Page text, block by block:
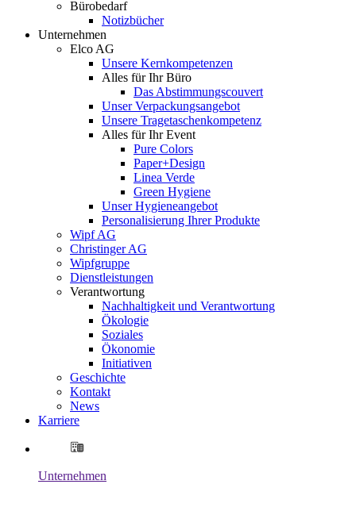
Bürobedarf
Notizbücher
Unternehmen
Elco AG
Unsere Kernkompetenzen
Alles für Ihr Büro
Das Abstimmungscouvert
Unser Verpackungsangebot
Unsere Tragetaschenkompetenz
Alles für Ihr Event
Pure Colors
Paper+Design
Linea Verde
Green Hygiene
Unser Hygieneangebot
Personalisierung Ihrer Produkte
Wipf AG
Christinger AG
Wipfgruppe
Dienstleistungen
Verantwortung
Nachhaltigkeit und Verantwortung
Ökologie
Soziales
Ökonomie
Initiativen
Geschichte
Kontakt
News
Karriere
Unternehmen